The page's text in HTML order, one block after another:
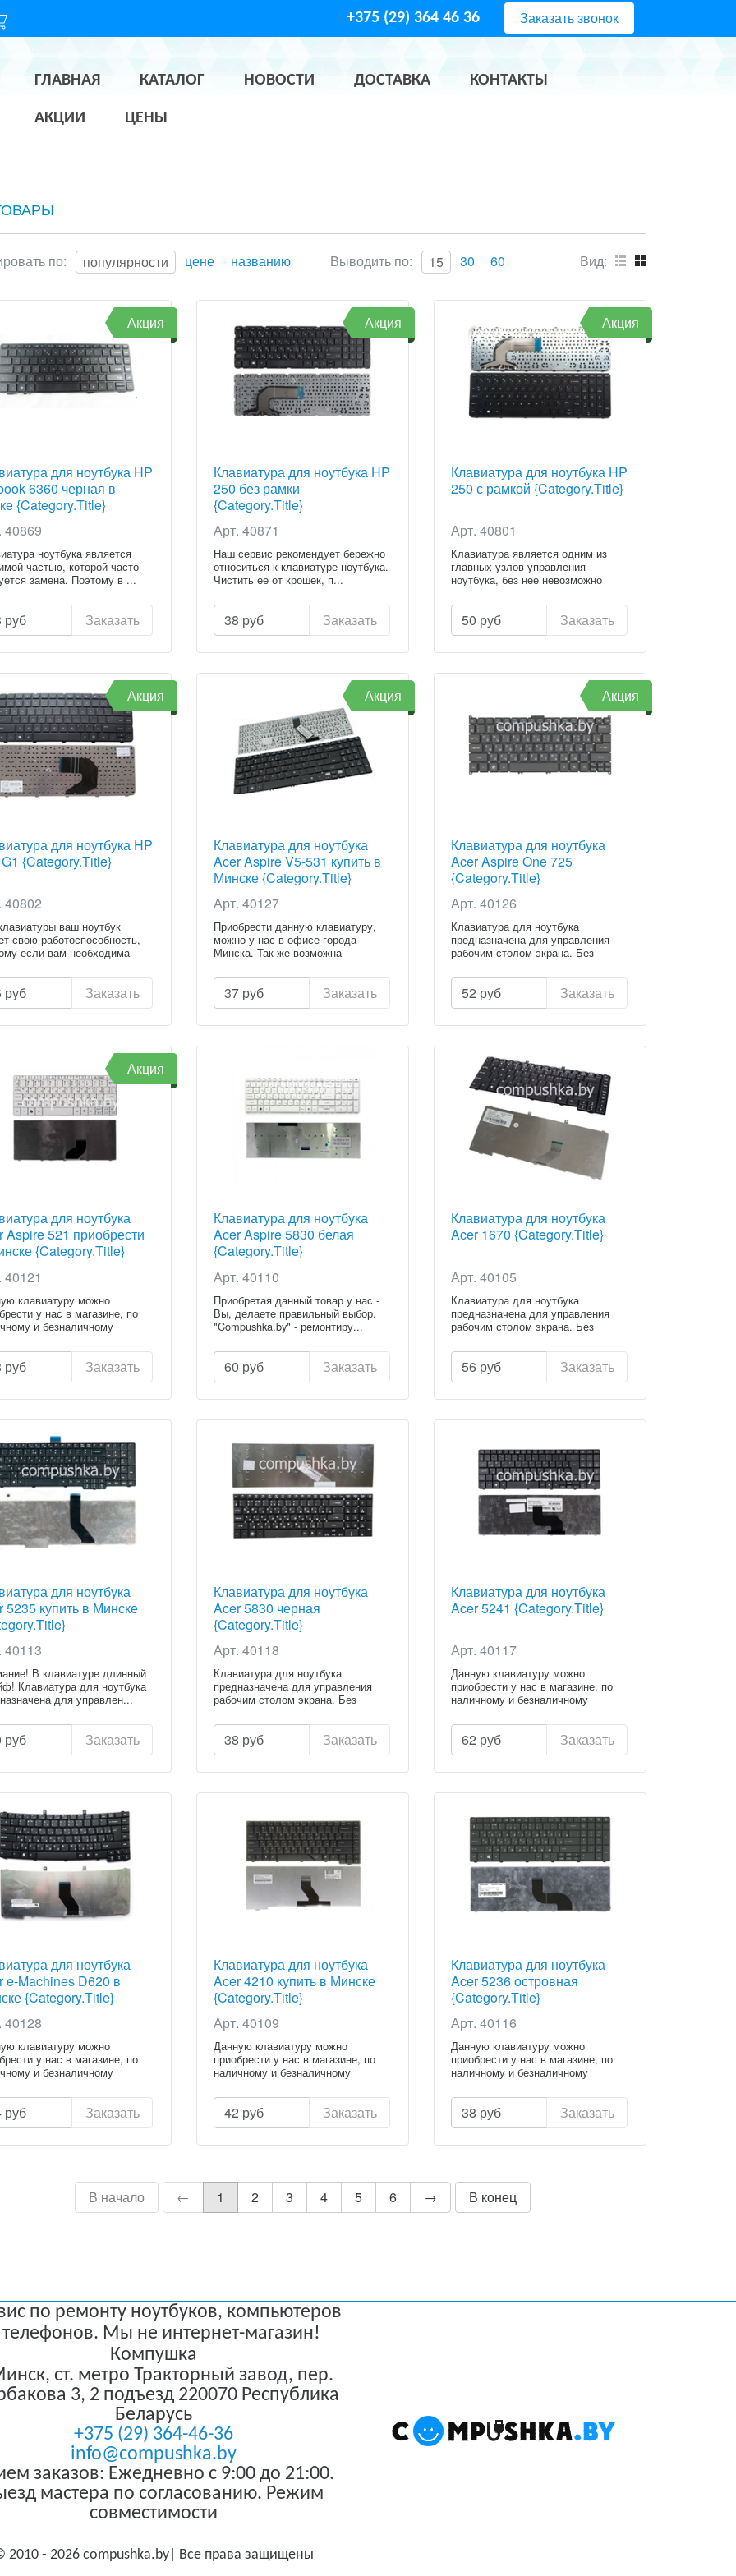
+375 (29) 364 46 36 Заказать звонок
ГЛАВНАЯ КАТАЛОГ НОВОСТИ ДОСТАВКА КОНТАКТЫ
АКЦИИ ЦЕНЫ
по: популярности цене названию Выводить по: 15 30 60 Вид:
для ноутбука HP
6360 черная в
{Category.Title}
40869
ноутбука является
частью, которой часто
замена. Поэтому в ...
руб Заказать
Акция
Клавиатура для ноутбука HP
250 без рамки
{Category.Title}
Арт. 40871
Наш сервис рекомендует бережно
относиться к клавиатуре ноутбука.
Чистить ее от крошек, п...
38 руб Заказать
Акция
Клавиатура для ноутбука HP
250 с рамкой {Category.Title}
Арт. 40801
Клавиатура является одним из
главных узлов управления
ноутбука, без нее невозможно
50 руб Заказать
Акция
для ноутбука HP
{Category.Title}
40802
ваш ноутбук
свою работоспособность,
если вам необходима
руб Заказать
Акция
Клавиатура для ноутбука
Acer Aspire V5-531 купить в
Минске {Category.Title}
Арт. 40127
Приобрести данную клавиатуру,
можно у нас в офисе города
Минска. Так же возможна
37руб Заказать
Акция
Клавиатура для ноутбука
Acer Aspire One 725
{Category.Title}
Арт. 40126
Клавиатура для ноутбука
предназначена для управления
рабочим столом экрана. Без
52 руб Заказать
Акция
для ноутбука
Aspire 521 приобрести
{Category.Title}
40121
клавиатуру можно
у нас в магазине, по
и безналичному
руб Заказать
Акция
Клавиатура для ноутбука
Acer Aspire 5830 белая
{Category.Title}
Арт. 40110
Приобретая данный товар у нас -
Вы, делаете правильный выбор.
"Compushka.by" - ремонтиру...
60 руб Заказать
Клавиатура для ноутбука
Acer 1670 {Category.Title}
Арт. 40105
Клавиатура для ноутбука
предназначена для управления
рабочим столом экрана. Без
56руб Заказать
для ноутбука
5235 купить в Минске
40113
В клавиатуре длинный
Клавиатура для ноутбука
для управлен...
руб Заказать
Клавиатура для ноутбука
Acer 5830 черная
{Category.Title}
Арт. 40118
Клавиатура для ноутбука
предназначена для управления
рабочим столом экрана. Без
38 руб Заказать
Клавиатура для ноутбука
Acer 5241 {Category.Title}
Арт. 40117
Данную клавиатуру можно
приобрести у нас в магазине, по
наличному и безналичному
62 руб Заказать
для ноутбука
e-Machines D620 в
{Category.Title}
40128
клавиатуру можно
у нас в магазине, по
и безналичному
руб Заказать
Клавиатура для ноутбука
Acer 4210 купить в Минске
{Category.Title}
Арт. 40109
Данную клавиатуру можно
приобрести у нас в магазине, по
наличному и безналичному
42 руб Заказать
Клавиатура для ноутбука
Acer 5236 островная
{Category.Title}
Арт. 40116
Данную клавиатуру можно
приобрести у нас в магазине, по
наличному и безналичному
38 руб Заказать
В начало ← 1 2 3 4 5 6 → В конец
по ремонту ноутбуков, компьютеров
телефонов. Мы не интернет-магазин!
Компушка
, ст. метро Тракторный завод, пер.
3, 2 подъезд 220070 Республика
Беларусь
+375 (29) 364-46-36
info@compushka.by
заказов: Ежедневно с 9:00 до 21:00.
мастера по согласованию. Режим
совместимости
2010 - 2026 compushka.by| Все права защищены